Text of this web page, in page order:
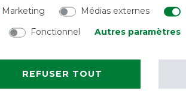
Marketing Médias externes
Fonctionnel Autres paramètres
REFUSER TOUT